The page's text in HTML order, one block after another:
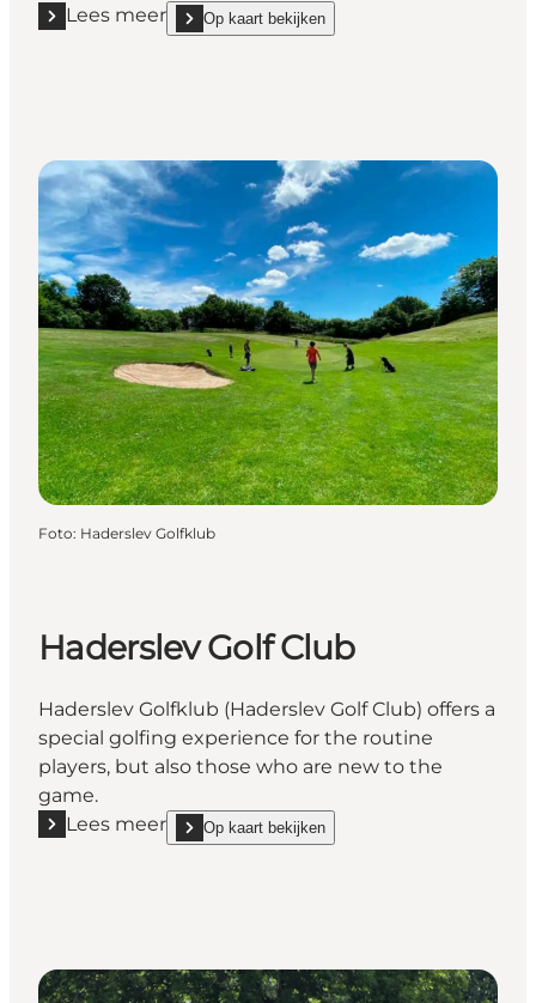
Lees meer
Lees meer "Benniksgaard Golf Klub"
Op kaart bekijken
show Benniksgaard Golf Klub on_map
Foto: Haderslev Golfklub
Haderslev Golf Club
Haderslev Golfklub (Haderslev Golf Club) offers a
special golfing experience for the routine
players, but also those who are new to the
game.
Lees meer
Lees meer "Haderslev Golf Club"
Op kaart bekijken
show Haderslev Golf Club on_map